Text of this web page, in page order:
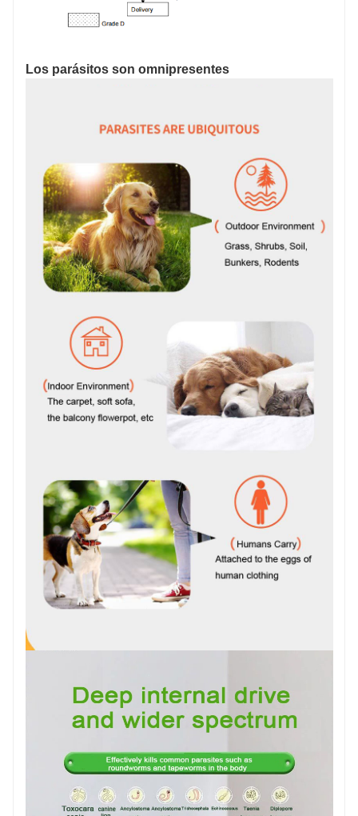
Los parásitos son omnipresentes